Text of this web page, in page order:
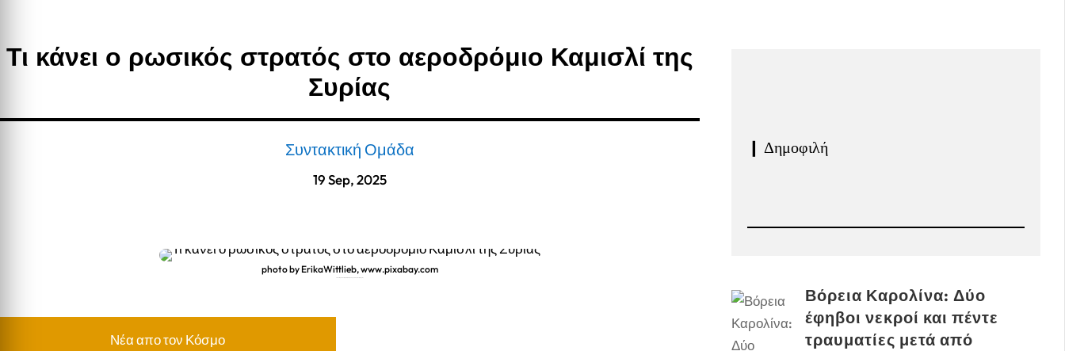
Τι κάνει ο ρωσικός στρατός στο αεροδρόμιο Καμισλί της
Συρίας
Συντακτική Ομάδα
19 Sep, 2025
photo by ErikaWittlieb, www.pixabay.com
Νέα απο τον Κόσμο
❙ Δημοφιλή
Βόρεια Καρολίνα: Δύο
έφηβοι νεκροί και πέντε
τραυματίες μετά από